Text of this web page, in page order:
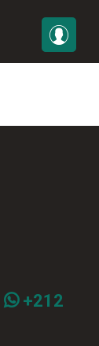
+212